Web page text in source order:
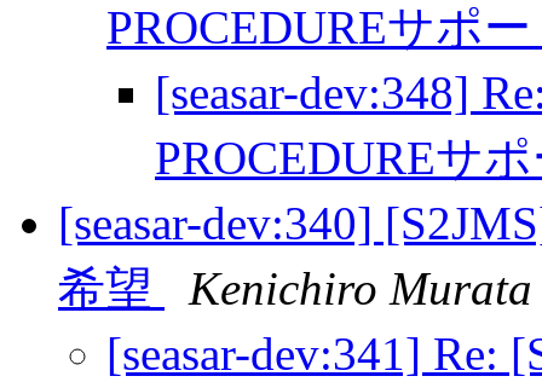
PROCEDUREサポ
[seasar-dev:348]
PROCEDUREサ
[seasar-dev:340]
希望
Kenichiro Murata
[seasar-dev:341]